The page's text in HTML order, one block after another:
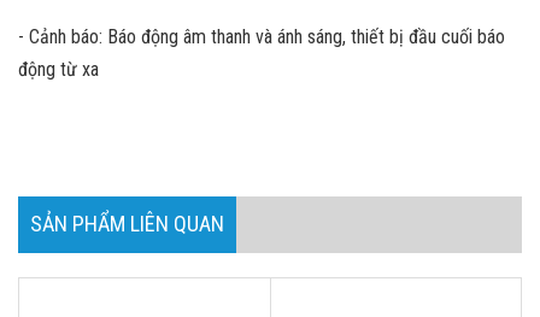
- Cảnh báo: Báo động âm thanh và ánh sáng, thiết bị đầu cuối báo
động từ xa
SẢN PHẨM LIÊN QUAN